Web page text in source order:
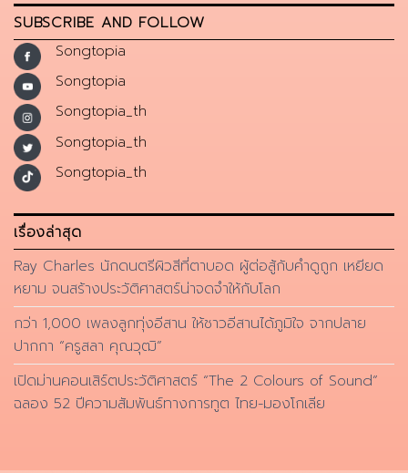
SUBSCRIBE AND FOLLOW
Songtopia
Songtopia
Songtopia_th
Songtopia_th
Songtopia_th
เรื่องล่าสุด
Ray Charles นักดนตรีผิวสีที่ตาบอด ผู้ต่อสู้กับคำดูถูก เหยียด
หยาม จนสร้างประวัติศาสตร์น่าจดจำให้กับโลก
กว่า 1,000 เพลงลูกทุ่งอีสาน ให้ชาวอีสานได้ภูมิใจ จากปลาย
ปากกา “ครูสลา คุณวุฒิ”
เปิดม่านคอนเสิร์ตประวัติศาสตร์ “The 2 Colours of Sound”
ฉลอง 52 ปีความสัมพันธ์ทางการทูต ไทย-มองโกเลีย